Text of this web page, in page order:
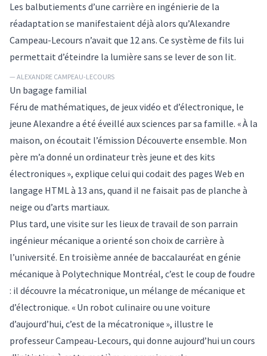
Les balbutiements d’une carrière en ingénierie de la
réadaptation se manifestaient déjà alors qu’Alexandre
Campeau-Lecours n’avait que 12 ans. Ce système de fils lui
permettait d’éteindre la lumière sans se lever de son lit.
— ALEXANDRE CAMPEAU-LECOURS
Un bagage familial
Féru de mathématiques, de jeux vidéo et d’électronique, le
jeune Alexandre a été éveillé aux sciences par sa famille. « À la
maison, on écoutait l’émission Découverte ensemble. Mon
père m’a donné un ordinateur très jeune et des kits
électroniques », explique celui qui codait des pages Web en
langage HTML à 13 ans, quand il ne faisait pas de planche à
neige ou d’arts martiaux.
Plus tard, une visite sur les lieux de travail de son parrain
ingénieur mécanique a orienté son choix de carrière à
l’université. En troisième année de baccalauréat en génie
mécanique à Polytechnique Montréal, c’est le coup de foudre
: il découvre la mécatronique, un mélange de mécanique et
d’électronique. « Un robot culinaire ou une voiture
d’aujourd’hui, c’est de la mécatronique », illustre le
professeur Campeau-Lecours, qui donne aujourd’hui un cours